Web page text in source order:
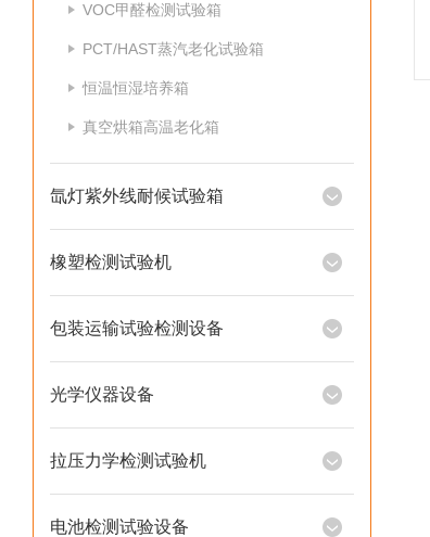
VOC甲醛检测试验箱
PCT/HAST蒸汽老化试验箱
恒温恒湿培养箱
真空烘箱高温老化箱
氙灯紫外线耐候试验箱
橡塑检测试验机
包装运输试验检测设备
光学仪器设备
拉压力学检测试验机
电池检测试验设备